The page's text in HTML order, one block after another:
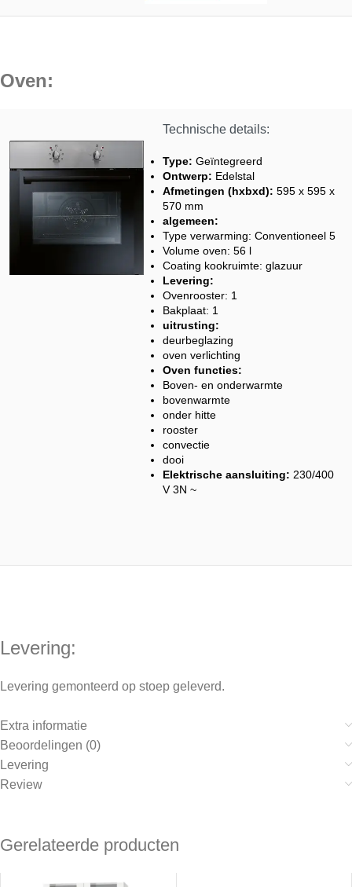
Oven:
Technische details:
Type: Geïntegreerd
Ontwerp: Edelstal
Afmetingen (hxbxd): 595 x 595 x
570 mm
algemeen:
Type verwarming: Conventioneel 5
Volume oven: 56 l
Coating kookruimte: glazuur
Levering:
Ovenrooster: 1
Bakplaat: 1
uitrusting:
deurbeglazing
oven verlichting
Oven functies:
Boven- en onderwarmte
bovenwarmte
onder hitte
rooster
convectie
dooi
Elektrische aansluiting: 230/400
V 3N ~
Levering:
Levering gemonteerd op stoep geleverd.
Extra informatie
Beoordelingen (0)
Levering
Review
Gerelateerde producten